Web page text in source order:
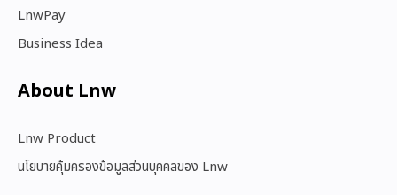
LnwPay
Business Idea
About Lnw​
Lnw Product
นโยบายคุ้มครองข้อมูลส่วนบุคคลของ Lnw